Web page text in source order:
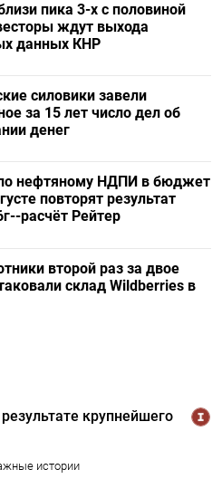
пика 3-х с половиной
ждут выхода
данных КНР
силовики завели
за 15 лет число дел об
денег
нефтяному НДПИ в бюджет
повторят результат
расчёт Рейтер
второй раз за двое
склад Wildberries в